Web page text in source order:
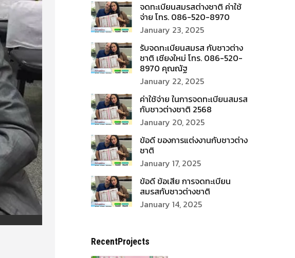
จดทะเบียนสมรสต่างชาติ ค่าใช้
จ่าย โทร. 086-520-8970
January 23, 2025
รับจดทะเบียนสมรส กับชาวต่าง
ชาติ เชียงใหม่ โทร. 086-520-
8970 คุณณัฐ
January 22, 2025
ค่าใช้จ่าย ในการจดทะเบียนสมรส
กับชาวต่างชาติ 2568
January 20, 2025
ข้อดี ของการแต่งงานกับชาวต่าง
ชาติ
January 17, 2025
ข้อดี ข้อเสีย การจดทะเบียน
สมรสกับชาวต่างชาติ
January 14, 2025
RecentProjects